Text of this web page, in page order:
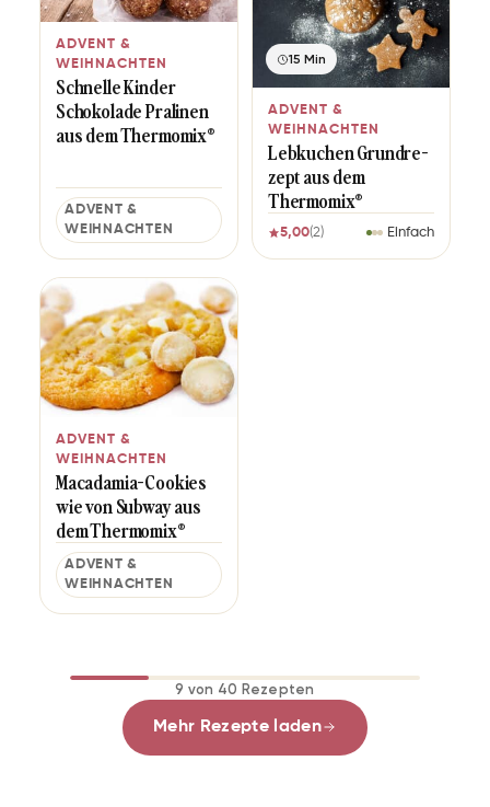
ADVENT &
WEIHNACHTEN
Schnel­le Kin­der
Scho­ko­la­de Pra­li­nen
aus dem Thermomix®
ADVENT &
WEIHNACHTEN
15 Min
ADVENT &
WEIHNACHTEN
Leb­ku­chen Grund­re­
zept aus dem
Thermomix®
5,00(2) Einfach
ADVENT &
WEIHNACHTEN
Ma­ca­da­mia-Coo­kies
wie von Sub­way aus
dem Thermomix®
ADVENT &
WEIHNACHTEN
9 von 40 Rezepten
Mehr Rezepte laden